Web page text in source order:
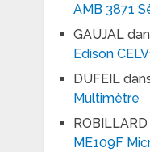
AMB 3871
GAUJAL
Edison
DUFEIL
Multimètre
ROBILLARD
ME109F